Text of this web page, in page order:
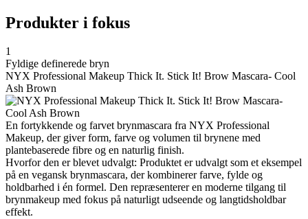
Produkter i fokus
1
Fyldige definerede bryn
NYX Professional Makeup Thick It. Stick It! Brow Mascara- Cool
Ash Brown
En fortykkende og farvet brynmascara fra NYX Professional
Makeup, der giver form, farve og volumen til brynene med
plantebaserede fibre og en naturlig finish.
Hvorfor den er blevet udvalgt: Produktet er udvalgt som et eksempel
på en vegansk brynmascara, der kombinerer farve, fylde og
holdbarhed i én formel. Den repræsenterer en moderne tilgang til
brynmakeup med fokus på naturligt udseende og langtidsholdbar
effekt.